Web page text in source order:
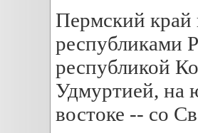
Пермский край
республиками
республикой
Удмуртией, на
востоке -- со